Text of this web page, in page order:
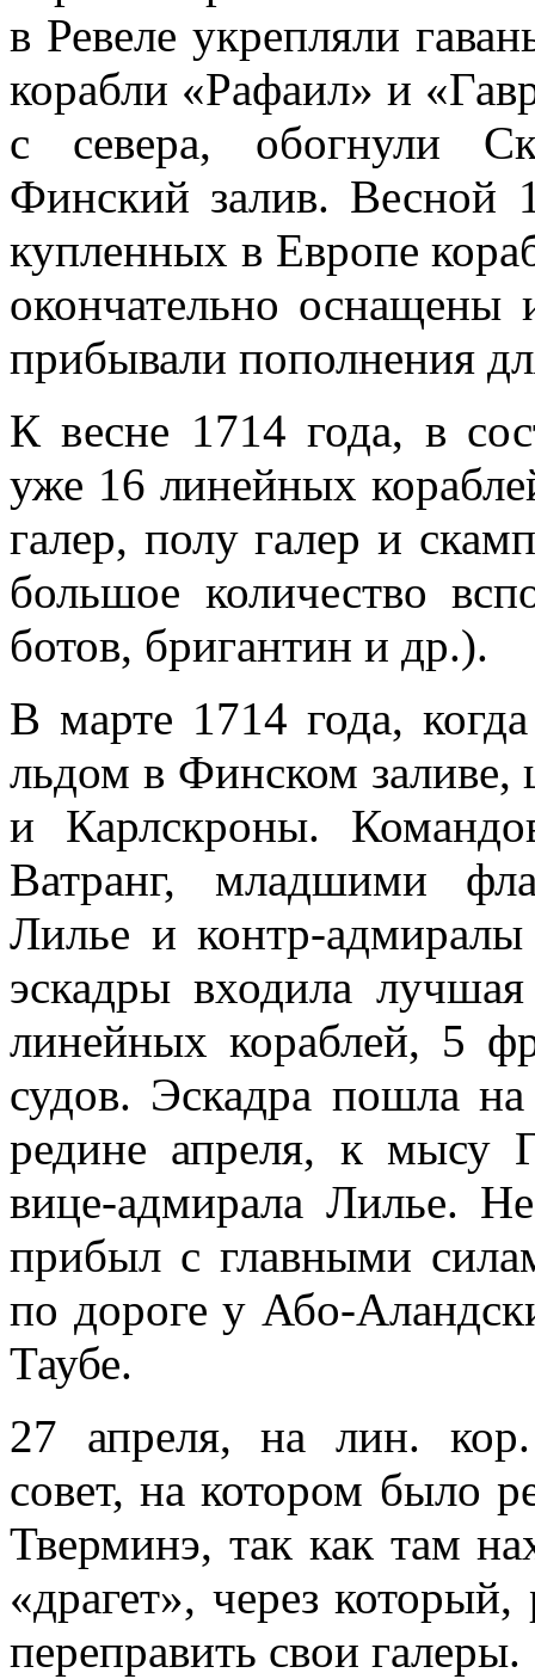
в Ревеле укрепляли
корабли «Рафаил» и
с севера, обогнули
Финский залив. Весной
купленных в Европе
окончательно оснащены
прибывали пополнения
К весне 1714 года, в
уже 16 линейных
галер, полу галер и
большое количество
ботов, бригантин и др.).
В марте 1714 года,
льдом в Финском заливе,
и Карлскроны.
Ватранг, младшими
Лилье и контр-
эскадры входила
линейных кораблей, 5
судов. Эс­кадра пошла
редине апреля, к мысу
вице-адмирала Лилье.
прибыл с главными
по дороге у Або-
Таубе.
27 апреля, на лин.
совет, на котором было
Тверминэ, так как там
«драгет», через
переправить свои галеры.